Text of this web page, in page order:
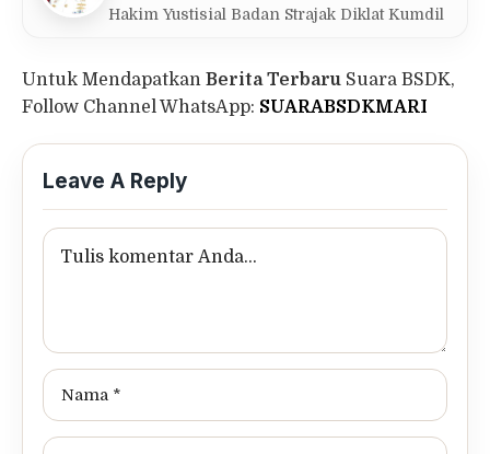
Hakim Yustisial Badan Strajak Diklat Kumdil
Untuk Mendapatkan Berita Terbaru Suara BSDK,
Follow Channel WhatsApp: SUARABSDKMARI
Leave A Reply